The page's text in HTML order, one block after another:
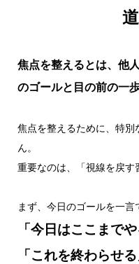
焦点を整えるとは、他
のゴールと目の前の一
焦点を整えるために、特
ん。
重要なのは、「視線を戻す
まず、今日のゴールを一言
「今日はここまでや
「これを終わらせる